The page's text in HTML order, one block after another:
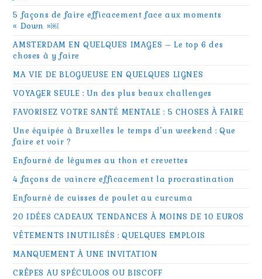
5 façons de faire efficacement face aux moments
« Down »￼
AMSTERDAM EN QUELQUES IMAGES – Le top 6 des
choses à y faire
MA VIE DE BLOGUEUSE EN QUELQUES LIGNES
VOYAGER SEULE : Un des plus beaux challenges
FAVORISEZ VOTRE SANTÉ MENTALE : 5 CHOSES À FAIRE
Une équipée à Bruxelles le temps d’un weekend : Que
faire et voir ?
Enfourné de légumes au thon et crevettes
4 façons de vaincre efficacement la procrastination
Enfourné de cuisses de poulet au curcuma
20 IDÉES CADEAUX TENDANCES À MOINS DE 10 EUROS
VÊTEMENTS INUTILISÉS : QUELQUES EMPLOIS
MANQUEMENT À UNE INVITATION
CRÊPES AU SPÉCULOOS OU BISCOFF